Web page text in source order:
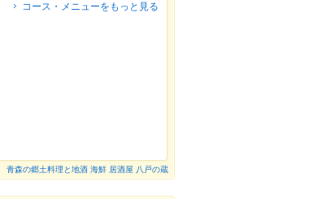
コース・メニューをもっと見る
青森の郷土料理と地酒 海鮮 居酒屋 八戸の蔵